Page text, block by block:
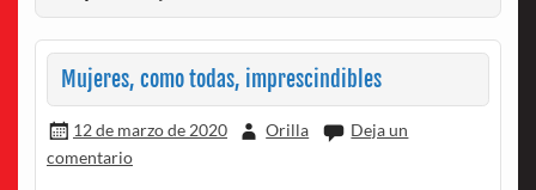
Mujeres, como todas, imprescindibles
12 de marzo de 2020 Orilla
Deja un
comentario